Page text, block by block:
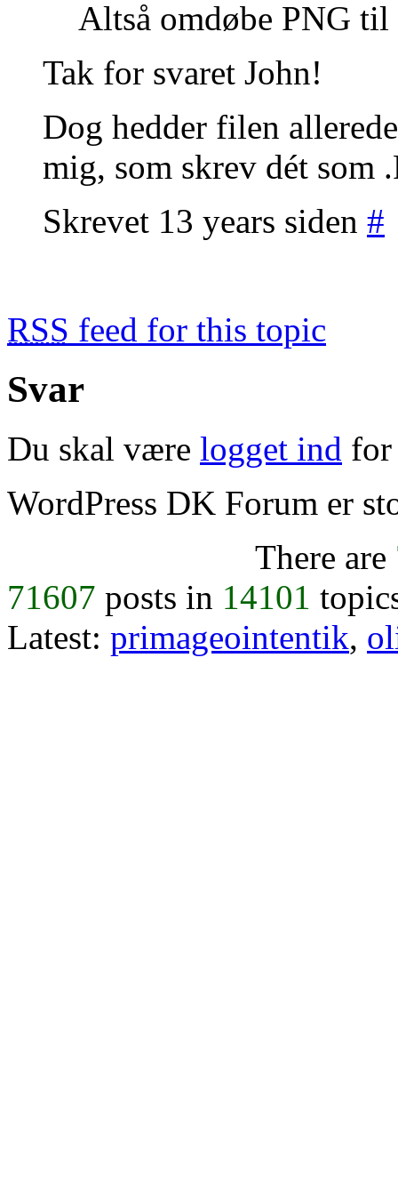
Altså omdøbe PNG til
Tak for svaret John!
Dog hedder filen
mig, som skrev dét som
Skrevet 13 years siden #
RSS feed for this topic
Svar
Du skal være logget ind for
WordPress DK Forum er
There are
71607 posts in 14101
Latest: primageointentik,